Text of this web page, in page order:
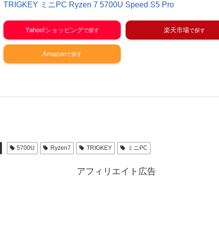
TRIGKEY ミニPC Ryzen 7 5700U Speed S5 Pro
Yahoo!ショッピング 楽天市場
Amazon
5700U Ryzen7 TRIGKEY ミニPC
アフィリエイト広告